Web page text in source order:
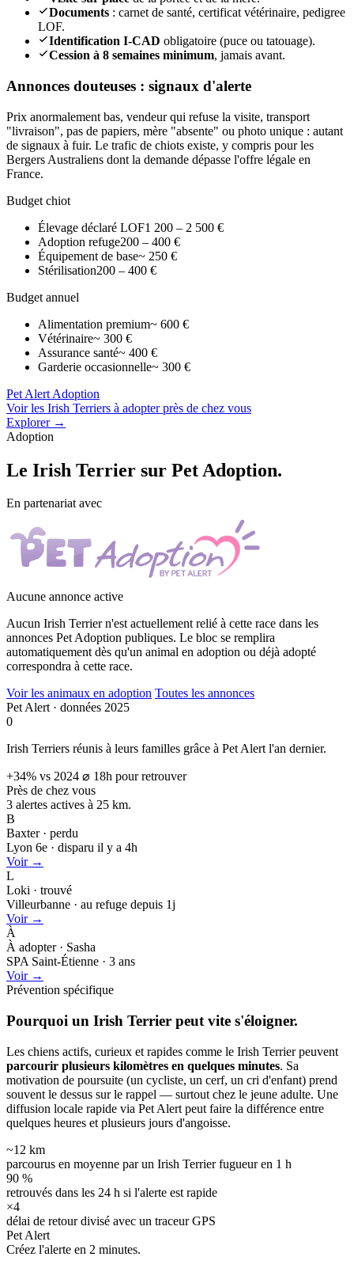
Documents : carnet de santé, certificat vétérinaire, pedigree
LOF.
Identification I-CAD obligatoire (puce ou tatouage).
Cession à 8 semaines minimum, jamais avant.
Annonces douteuses : signaux d'alerte
Prix anormalement bas, vendeur qui refuse la visite, transport
"livraison", pas de papiers, mère "absente" ou photo unique : autant
de signaux à fuir. Le trafic de chiots existe, y compris pour les
Bergers Australiens dont la demande dépasse l'offre légale en
France.
Budget chiot
Élevage déclaré LOF1 200 – 2 500 €
Adoption refuge200 – 400 €
Équipement de base~ 250 €
Stérilisation200 – 400 €
Budget annuel
Alimentation premium~ 600 €
Vétérinaire~ 300 €
Assurance santé~ 400 €
Garderie occasionnelle~ 300 €
Pet Alert Adoption
Voir les Irish Terriers à adopter près de chez vous
Explorer →
Adoption
Le Irish Terrier sur Pet Adoption.
En partenariat avec
Aucune annonce active
Aucun Irish Terrier n'est actuellement relié à cette race dans les
annonces Pet Adoption publiques. Le bloc se remplira
automatiquement dès qu'un animal en adoption ou déjà adopté
correspondra à cette race.
Voir les animaux en adoption Toutes les annonces
Pet Alert · données 2025
0
Irish Terriers réunis à leurs familles grâce à Pet Alert l'an dernier.
+34% vs 2024 ⌀ 18h pour retrouver
Près de chez vous
3 alertes actives à 25 km.
B
Baxter · perdu
Lyon 6e · disparu il y a 4h
Voir →
L
Loki · trouvé
Villeurbanne · au refuge depuis 1j
Voir →
À
À adopter · Sasha
SPA Saint-Étienne · 3 ans
Voir →
Prévention spécifique
Pourquoi un Irish Terrier peut vite s'éloigner.
Les chiens actifs, curieux et rapides comme le Irish Terrier peuvent
parcourir plusieurs kilomètres en quelques minutes. Sa
motivation de poursuite (un cycliste, un cerf, un cri d'enfant) prend
souvent le dessus sur le rappel — surtout chez le jeune adulte. Une
diffusion locale rapide via Pet Alert peut faire la différence entre
quelques heures et plusieurs jours d'angoisse.
~12 km
parcourus en moyenne par un Irish Terrier fugueur en 1 h
90 %
retrouvés dans les 24 h si l'alerte est rapide
×4
délai de retour divisé avec un traceur GPS
Pet Alert
Créez l'alerte en 2 minutes.